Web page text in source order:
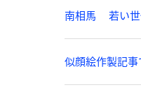
南相馬 若い世
似顔絵作製記